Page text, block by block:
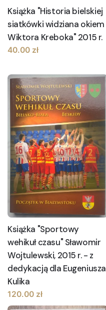
Książka "Historia bielskiej
siatkówki widziana okiem
Wiktora Kreboka" 2015 r.
40.00 zł
Książka "Sportowy
wehikuł czasu" Sławomir
Wojtulewski, 2015 r. - z
dedykacją dla Eugeniusza
Kulika
120.00 zł